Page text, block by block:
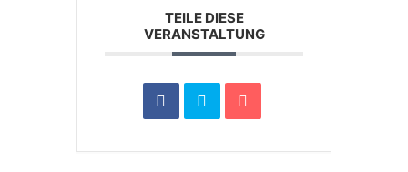
TEILE DIESE
VERANSTALTUNG